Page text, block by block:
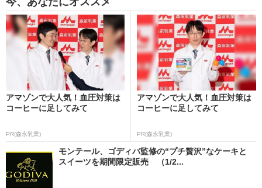
アマゾンで大人気！血圧対策は
コーヒーに足してみて
PR(森永乳業)
アマゾンで大人気！血圧対策は
コーヒーに足してみて
PR(森永乳業)
モンテール、ゴディバ監修の“プチ贅沢”なケーキと
スイーツを期間限定販売 （1/2...